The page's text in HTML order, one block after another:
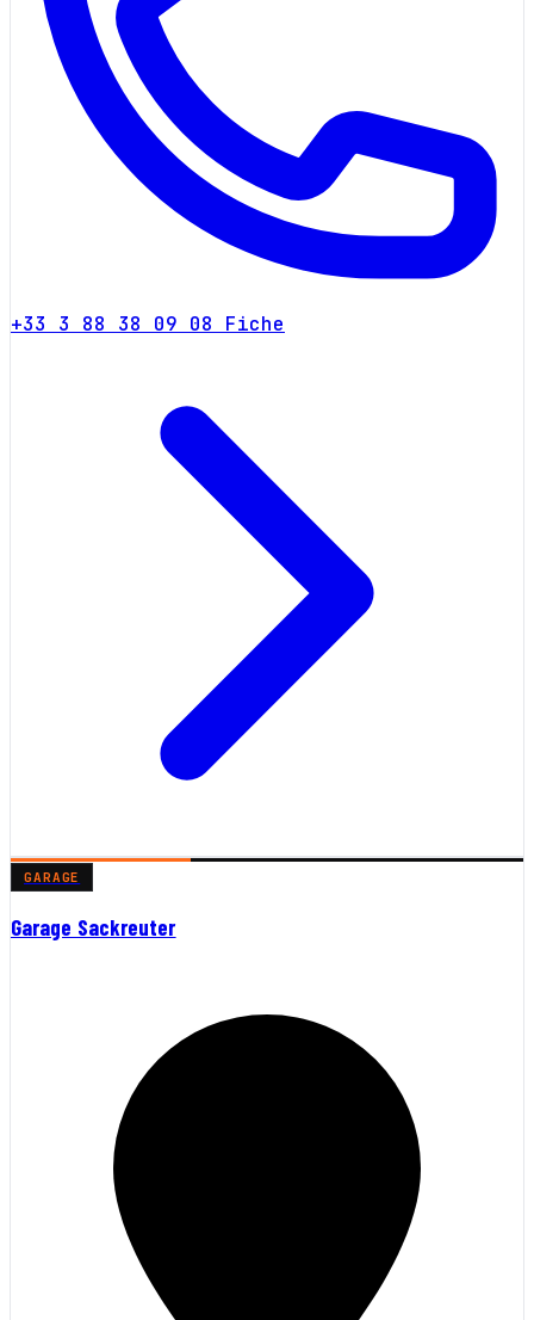
+33 3 88 38 09 08 Fiche
GARAGE
Garage Sackreuter